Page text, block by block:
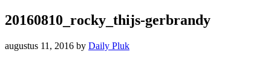
20160810_rocky_thijs-gerbrandy
augustus 11, 2016 by Daily Pluk